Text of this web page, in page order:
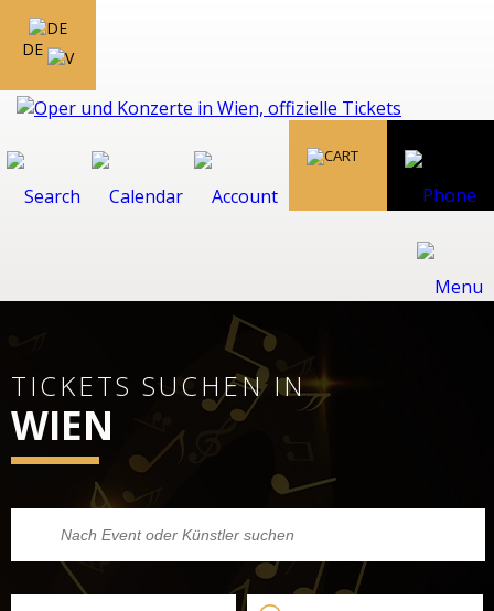
DE
TICKETS SUCHEN IN
WIEN